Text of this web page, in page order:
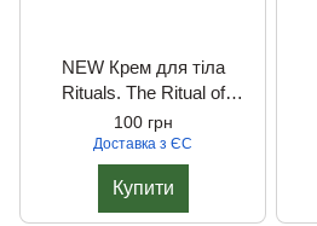
NEW Крем для тіла
Rituals. The Ritual of
Karma, 220 мл.
100 грн
Доставка з ЄС
Купити